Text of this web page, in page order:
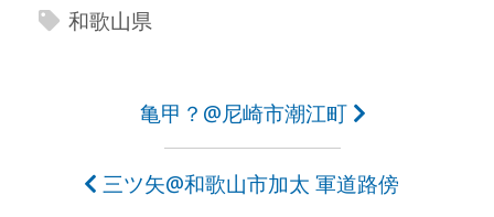
和歌山県
亀甲？@尼崎市潮江町
三ツ矢@和歌山市加太 軍道路傍